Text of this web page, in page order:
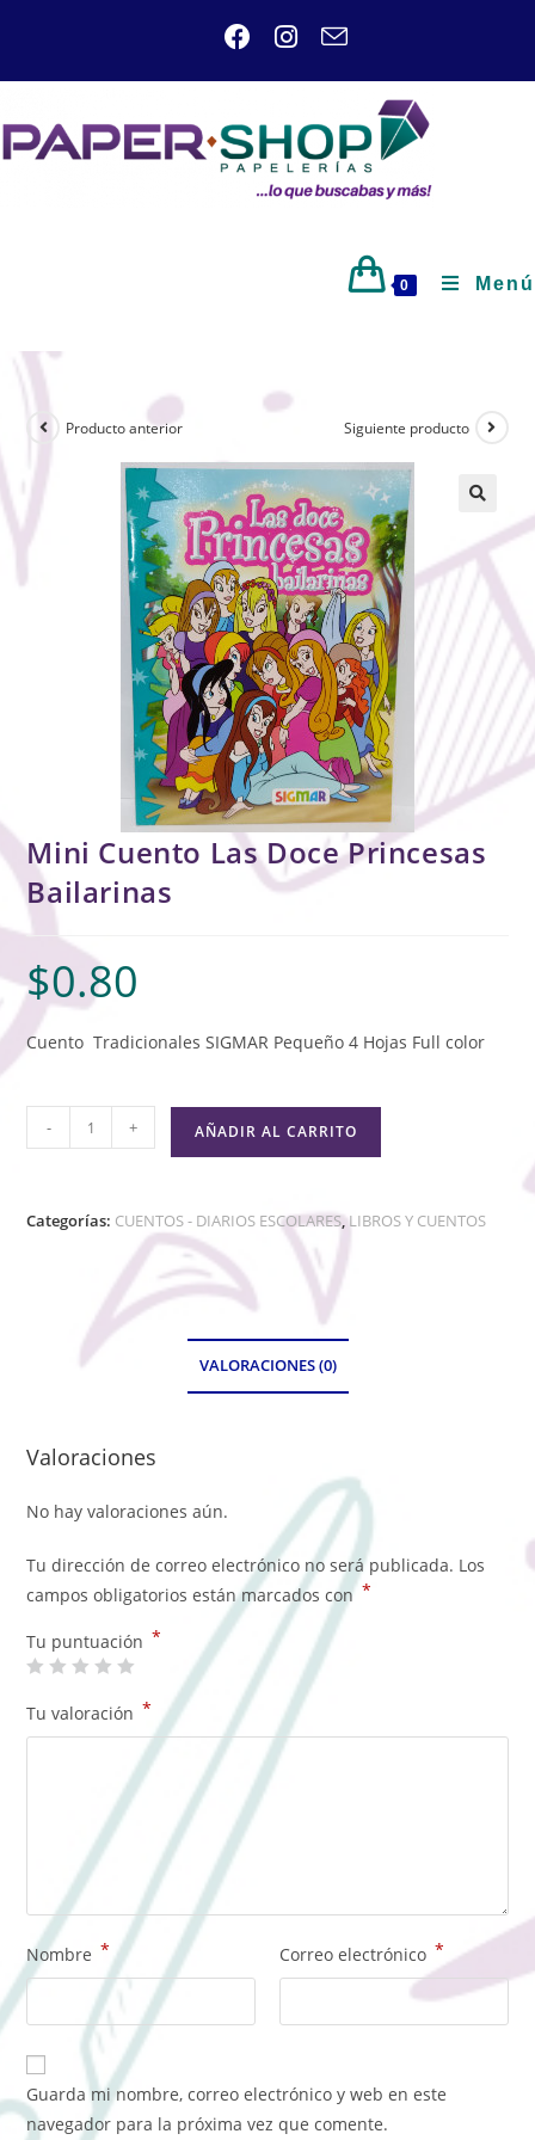
0 Menú
Producto anterior Siguiente producto
Mini Cuento Las Doce Princesas
Bailarinas
$0.80
Cuento Tradicionales SIGMAR Pequeño 4 Hojas Full color
- + AÑADIR AL CARRITO
Categorías: CUENTOS - DIARIOS ESCOLARES,LIBROS Y CUENTOS
VALORACIONES (0)
Valoraciones
No hay valoraciones aún.
Tu dirección de correo electrónico no será publicada. Los
campos obligatorios están marcados con *
Tu puntuación *
Tu valoración *
Nombre * Correo electrónico *
Guarda mi nombre, correo electrónico y web en este
navegador para la próxima vez que comente.